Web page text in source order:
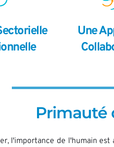
Une
Primauté
l'importance de l'humain